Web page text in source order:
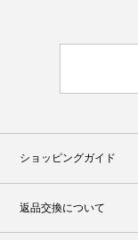
ショッピングガイド
返品交換について